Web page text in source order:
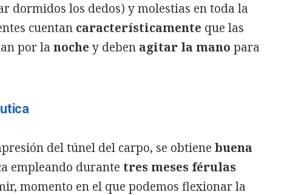
dormidos los dedos) y molestias en toda la
cuentan característicamente que las
por la noche y deben agitar la mano para
del túnel del carpo, se obtiene buena
empleando durante tres meses férulas
momento en el que podemos flexionar la